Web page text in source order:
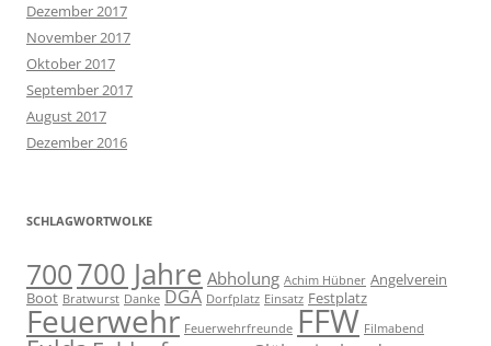
Dezember 2017
November 2017
Oktober 2017
September 2017
August 2017
Dezember 2016
SCHLAGWORTWOLKE
700700 Jahre Abholung Achim Hübner Angelverein
Boot Bratwurst Danke DGA Dorfplatz Einsatz Festplatz
Feuerwehr Feuerwehrfreunde FFW Filmabend